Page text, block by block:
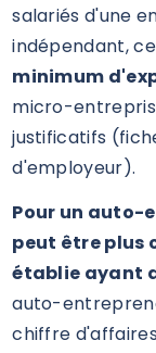
salariés d'une
indépendant,
minimum
micro-
justificatifs
d'employeur).
Pour un auto-
peut être plus
établie ayant
auto-
chiffre